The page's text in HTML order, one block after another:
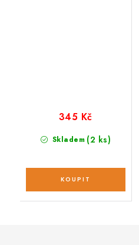
Skladem (2 ks)
345 Kč